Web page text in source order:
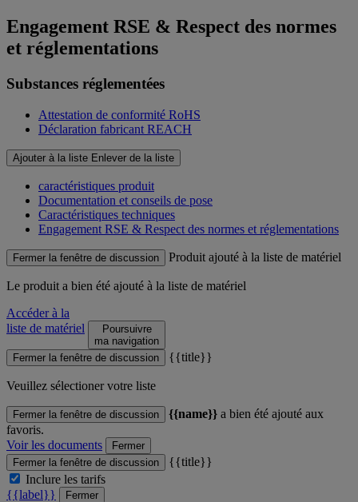
Engagement RSE & Respect des normes
et réglementations
Substances réglementées
Attestation de conformité RoHS
Déclaration fabricant REACH
Ajouter à la liste Enlever de la liste
caractéristiques produit
Documentation et conseils de pose
Caractéristiques techniques
Engagement RSE & Respect des normes et réglementations
Fermer la fenêtre de discussion Produit ajouté à la liste de matériel
Le produit a bien été ajouté à la liste de matériel
Accéder à la
liste de matériel
Poursuivre
ma navigation
Fermer la fenêtre de discussion
{{title}}
Veuillez sélectioner votre liste
Fermer la fenêtre de discussion {{name}} a bien été ajouté aux
favoris.
Voir les documents
Fermer
Fermer la fenêtre de discussion
{{title}}
Inclure les tarifs
{{label}}
Fermer